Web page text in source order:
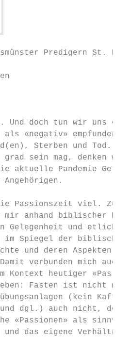
Predigern St.
Und doch tun wir uns
als «negativ»
Sterben und Tod.
grad sein mag, denken
aktuelle Pandemie
Angehörigen.
Passionszeit viel. Zum
mir anhand biblischer
Gelegenheit und etliche
im Spiegel der
und deren Aspekten
verbunden mich auch
Kontext heutiger «Pas-
Fasten ist nicht
(kein
dgl.) auch nicht,
«Passionen» als
und das eigene